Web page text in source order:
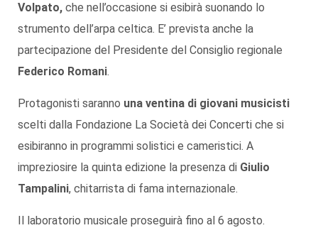
Volpato, che nell’occasione si esibirà suonando lo
strumento dell’arpa celtica. E’ prevista anche la
partecipazione del Presidente del Consiglio regionale
Federico Romani.
Protagonisti saranno una ventina di giovani musicisti
scelti dalla Fondazione La Società dei Concerti che si
esibiranno in programmi solistici e cameristici. A
impreziosire la quinta edizione la presenza di Giulio
Tampalini, chitarrista di fama internazionale.
Il laboratorio musicale proseguirà fino al 6 agosto.